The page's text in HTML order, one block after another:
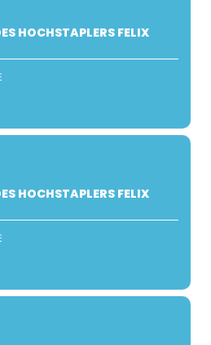
HOCHSTAPLERS FELIX
HOCHSTAPLERS FELIX